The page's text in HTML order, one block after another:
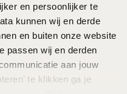
en persoonlijker te
kunnen wij en derde
en buiten onze website
passen wij en derden
aan jouw
te klikken ga je
1250